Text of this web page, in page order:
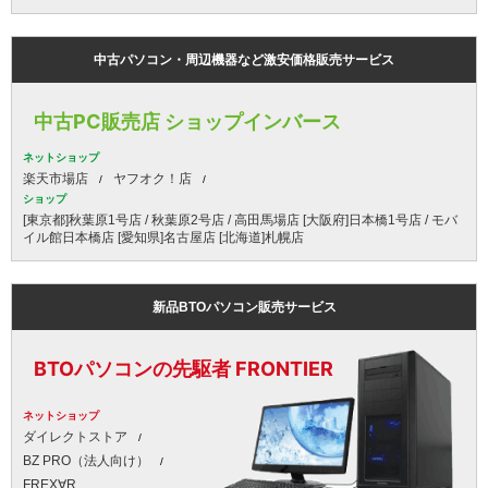
中古パソコン・周辺機器など激安価格販売サービス
中古PC販売店 ショップインバース
ネットショップ
楽天市場店 ヤフオク！店
ショップ
[東京都]秋葉原1号店 / 秋葉原2号店 / 高田馬場店 [大阪府]日本橋1号店 / モバ
イル館日本橋店 [愛知県]名古屋店 [北海道]札幌店
新品BTOパソコン販売サービス
BTOパソコンの先駆者 FRONTIER
ネットショップ
ダイレクトストア
BZ PRO（法人向け）
FREX∀R